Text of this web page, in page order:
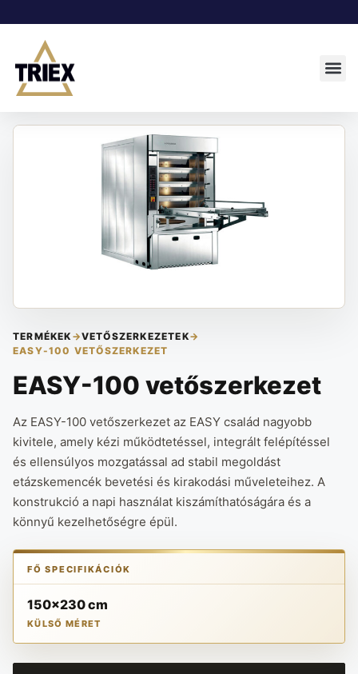
TERMÉKEK →VETŐSZERKEZETEK→
EASY-100 VETŐSZERKEZET
EASY-100 vetőszerkezet
Az EASY-100 vetőszerkezet az EASY család nagyobb
kivitele, amely kézi működtetéssel, integrált felépítéssel
és ellensúlyos mozgatással ad stabil megoldást
etázskemencék bevetési és kirakodási műveleteihez. A
konstrukció a napi használat kiszámíthatóságára és a
könnyű kezelhetőségre épül.
FŐ SPECIFIKÁCIÓK
150x230 cm
KÜLSŐ MÉRET